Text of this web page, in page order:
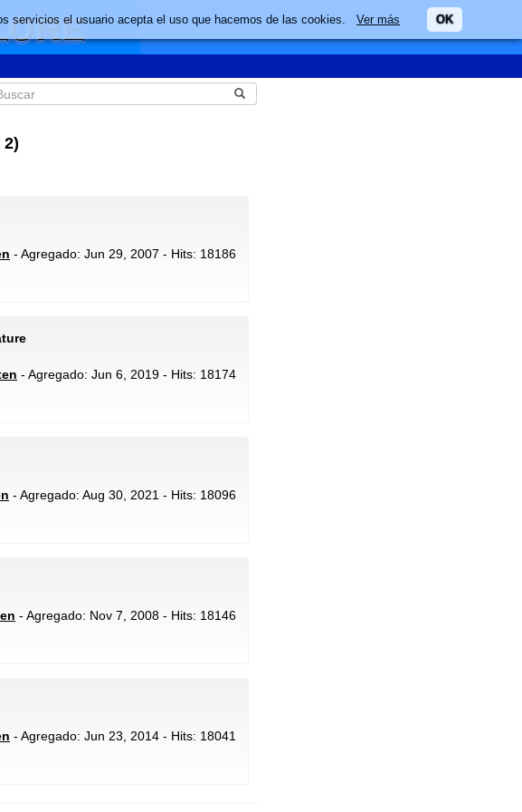
- Agregado: Jun 29, 2007 - Hits: 18186
- Agregado: Jun 6, 2019 - Hits: 18174
- Agregado: Aug 30, 2021 - Hits: 18096
- Agregado: Nov 7, 2008 - Hits: 18146
- Agregado: Jun 23, 2014 - Hits: 18041
servicios el usuario acepta el uso que hacemos de las cookies. Ver más OK